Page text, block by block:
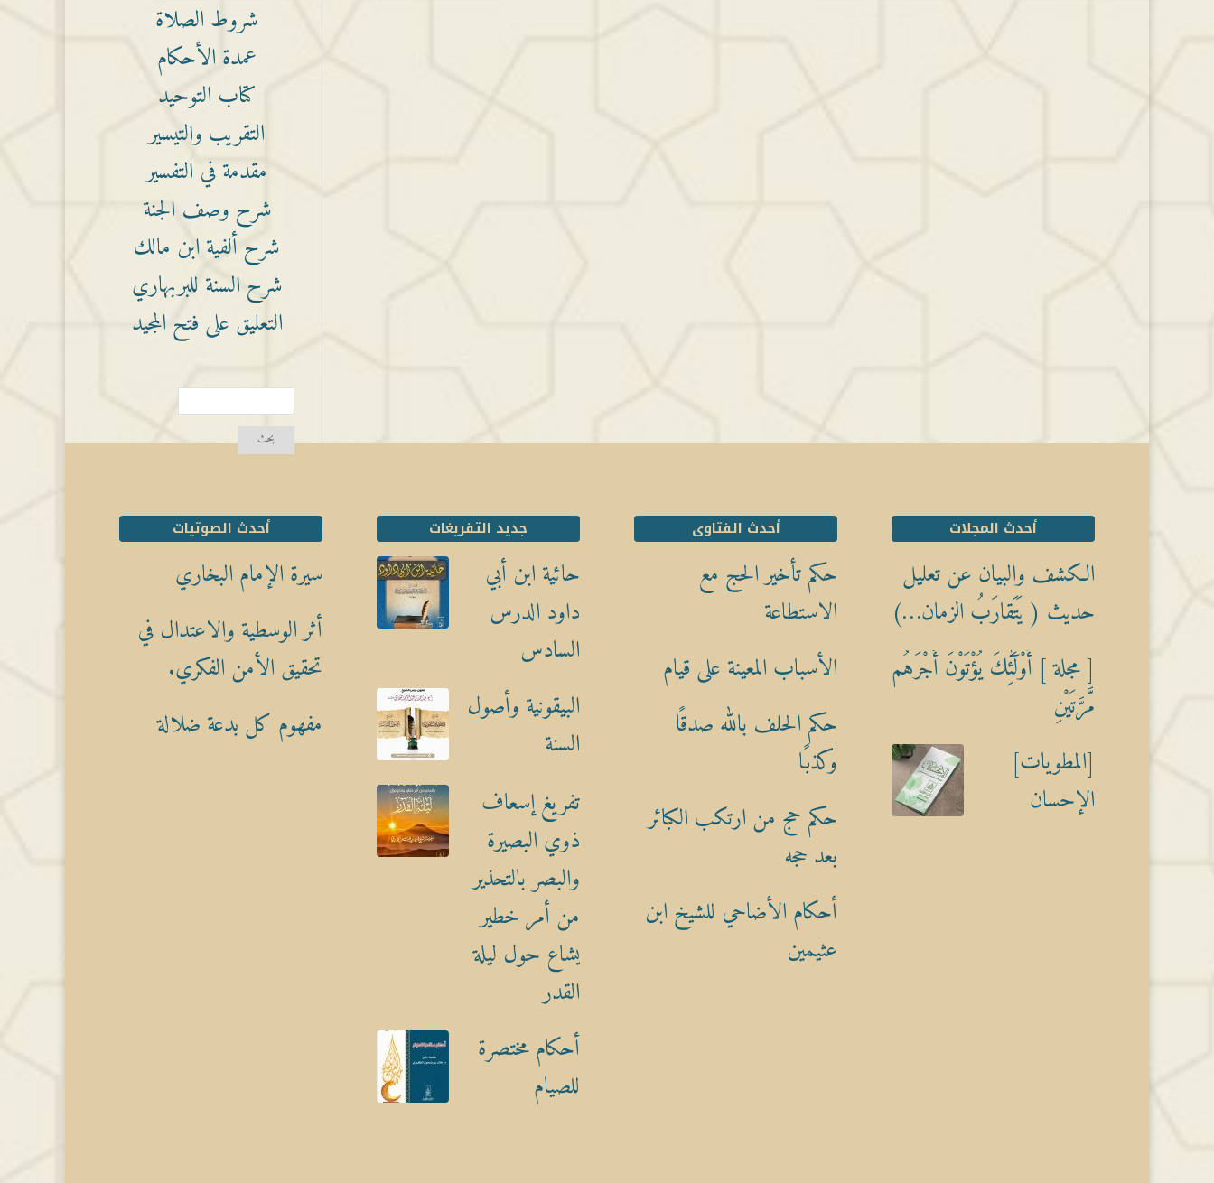
شروط الصلاة
عمدة الأحكام
كتاب التوحيد
التقريب والتيسير
مقدمة في التفسير
شرح وصف الجنة
شرح ألفية ابن مالك
شرح السنة للبربهاري
التعليق على فتح المجيد
أحدث المجلات
الكشف والبيان عن تعليل
حديث ( يَتَقارَبُ الزمان…)
[ مجلة ] أُوْلَٰٓئِكَ يُؤْتَوْنَ أَجْرَهُم
مَّرَّتَيْنِ
[المطويات]
الإحسان
أحدث الفتاوى
حكم تأخير الحج مع
الاستطاعة
الأسباب المعينة على قيام
حكم الحلف بالله صدقًا
وكذبًا
حكم حج من ارتكب الكبائر
بعد حجه
أحكام الأضاحي للشيخ ابن
عثيمين
جديد التفريغات
حائية ابن أبي
داود الدرس
السادس
البيقونية وأصول
السنة
تفريغ إسعاف
ذوي البصيرة
والبصر بالتحذير
من أمر خطير
يشاع حول ليلة
القدر
أحكام مختصرة
للصيام
أحدث الصوتيات
سيرة الإمام البخاري
أثر الوسطية والاعتدال في
تحقيق الأمن الفكري.
مفهوم كل بدعة ضلالة